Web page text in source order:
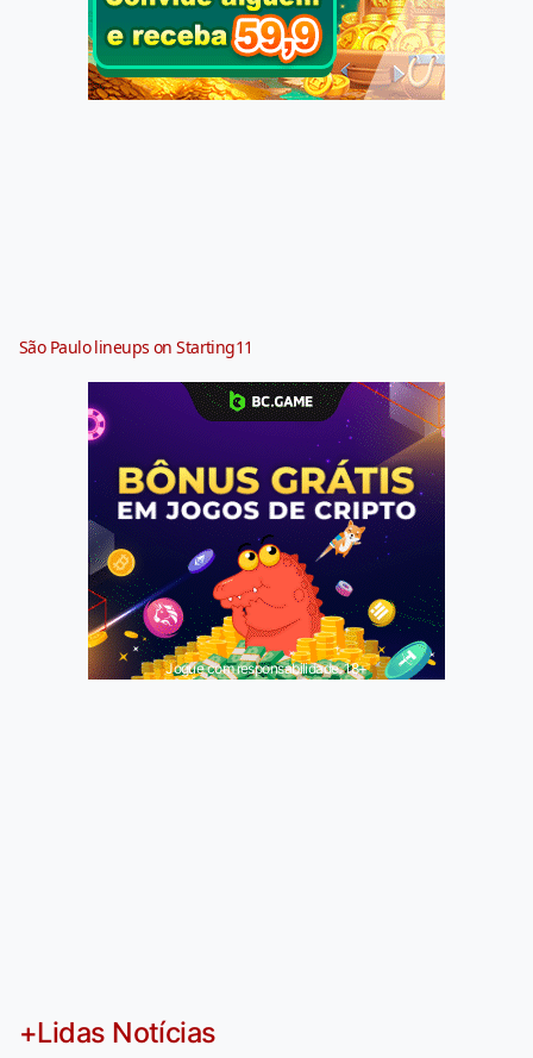
São Paulo lineups on Starting11
Jogue com responsabilidade. 18+
+Lidas Notícias